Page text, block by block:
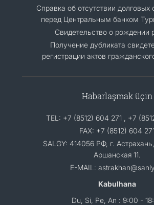
Cправка об отсутствии долговых
перед Центральным банком
Свидетельство о рождении
Получение дубликата
регистрации актов
Habarlaşmak üçin
TEL: +7 (8512) 604 271 , +7
FAX: +7 (8512) 604 271
SALGY: 414056 РФ, г.
Аршанская 11.
E-MAIL:
Kabulhana
Du, Si, Pe, An : 9:00 -